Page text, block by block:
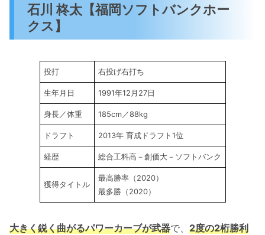
石川 柊太【福岡ソフトバンクホー
クス】
投打 右投げ右打ち
生年月日 1991年12月27日
身長／体重 185cm／88kg
ドラフト 2013年 育成ドラフト1位
経歴 総合工科高－創価大－ソフトバンク
獲得タイトル
最高勝率（2020）
最多勝（2020）
大きく鋭く曲がるパワーカーブが武器で、 2度の2桁勝利